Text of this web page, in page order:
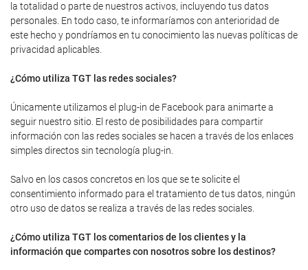
la totalidad o parte de nuestros activos, incluyendo tus datos
personales. En todo caso, te informaríamos con anterioridad de
este hecho y pondríamos en tu conocimiento las nuevas políticas de
privacidad aplicables.
¿Cómo utiliza TGT las redes sociales?
Únicamente utilizamos el plug-in de Facebook para animarte a
seguir nuestro sitio. El resto de posibilidades para compartir
información con las redes sociales se hacen a través de los enlaces
simples directos sin tecnología plug-in.
Salvo en los casos concretos en los que se te solicite el
consentimiento informado para el tratamiento de tus datos, ningún
otro uso de datos se realiza a través de las redes sociales.
¿Cómo utiliza TGT los comentarios de los clientes y la
información que compartes con nosotros sobre los destinos?